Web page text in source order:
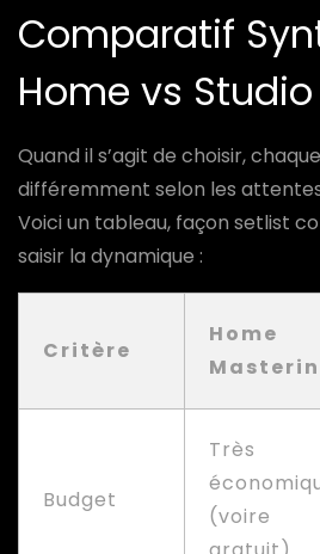
Comparatif
Home vs Studio
Quand il s’agit de choisir,
différemment selon les
Voici un tableau, façon setlist
saisir la dynamique :
Critère
Home
Budget
Très
(voire